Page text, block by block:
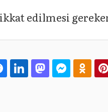
edilmesi